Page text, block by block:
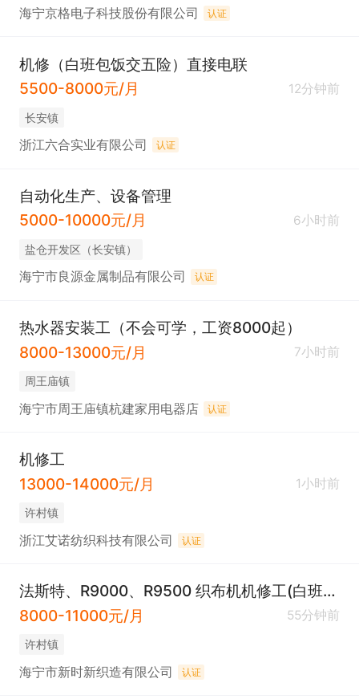
海宁京格电子科技股份有限公司 认证
机修（白班包饭交五险）直接电联
5500-8000元/月
12分钟前
长安镇
浙江六合实业有限公司 认证
自动化生产、设备管理
5000-10000元/月
6小时前
盐仓开发区（长安镇）
海宁市良源金属制品有限公司 认证
热水器安装工（不会可学，工资8000起）
8000-13000元/月
7小时前
周王庙镇
海宁市周王庙镇杭建家用电器店 认证
机修工
13000-14000元/月
1小时前
许村镇
浙江艾诺纺织科技有限公司 认证
法斯特、R9000、R9500 织布机机修工(白班、包吃住交五险）
8000-11000元/月
55分钟前
许村镇
海宁市新时新织造有限公司 认证